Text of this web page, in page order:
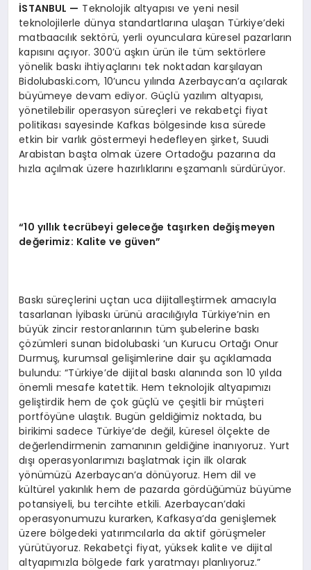
İSTANBUL — Teknolojik altyapısı ve yeni nesil
teknolojilerle dünya standartlarına ulaşan Türkiye’deki
matbaacılık sektörü, yerli oyunculara küresel pazarların
kapısını açıyor. 300’ü aşkın ürün ile tüm sektörlere
yönelik baskı ihtiyaçlarını tek noktadan karşılayan
Bidolubaski.com, 10’uncu yılında Azerbaycan’a açılarak
büyümeye devam ediyor. Güçlü yazılım altyapısı,
yönetilebilir operasyon süreçleri ve rekabetçi fiyat
politikası sayesinde Kafkas bölgesinde kısa sürede
etkin bir varlık göstermeyi hedefleyen şirket, Suudi
Arabistan başta olmak üzere Ortadoğu pazarına da
hızla açılmak üzere hazırlıklarını eşzamanlı sürdürüyor.
“10 yıllık tecrübeyi geleceğe taşırken değişmeyen
değerimiz: Kalite ve güven”
Baskı süreçlerini uçtan uca dijitalleştirmek amacıyla
tasarlanan İyibaskı ürünü aracılığıyla Türkiye’nin en
büyük zincir restoranlarının tüm şubelerine baskı
çözümleri sunan bidolubaski ‘un Kurucu Ortağı Onur
Durmuş, kurumsal gelişimlerine dair şu açıklamada
bulundu: “Türkiye’de dijital baskı alanında son 10 yılda
önemli mesafe katettik. Hem teknolojik altyapımızı
geliştirdik hem de çok güçlü ve çeşitli bir müşteri
portföyüne ulaştık. Bugün geldiğimiz noktada, bu
birikimi sadece Türkiye’de değil, küresel ölçekte de
değerlendirmenin zamanının geldiğine inanıyoruz. Yurt
dışı operasyonlarımızı başlatmak için ilk olarak
yönümüzü Azerbaycan’a dönüyoruz. Hem dil ve
kültürel yakınlık hem de pazarda gördüğümüz büyüme
potansiyeli, bu tercihte etkili. Azerbaycan’daki
operasyonumuzu kurarken, Kafkasya’da genişlemek
üzere bölgedeki yatırımcılarla da aktif görüşmeler
yürütüyoruz. Rekabetçi fiyat, yüksek kalite ve dijital
altyapımızla bölgede fark yaratmayı planlıyoruz.”